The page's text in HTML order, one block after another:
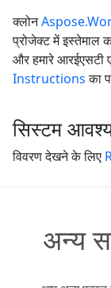
क्लोन
प्रोजेक्ट में इस्तेमाल
और हमारे आरईएसटी
Instructionsका
सिस्टम
विवरण देखने के लिए
अन्य